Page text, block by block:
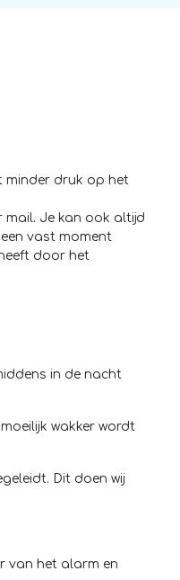
minder druk op het
mail. Je kan ook altijd
vast moment
door het
in de nacht
wakker wordt
Dit doen wij
van het alarm en